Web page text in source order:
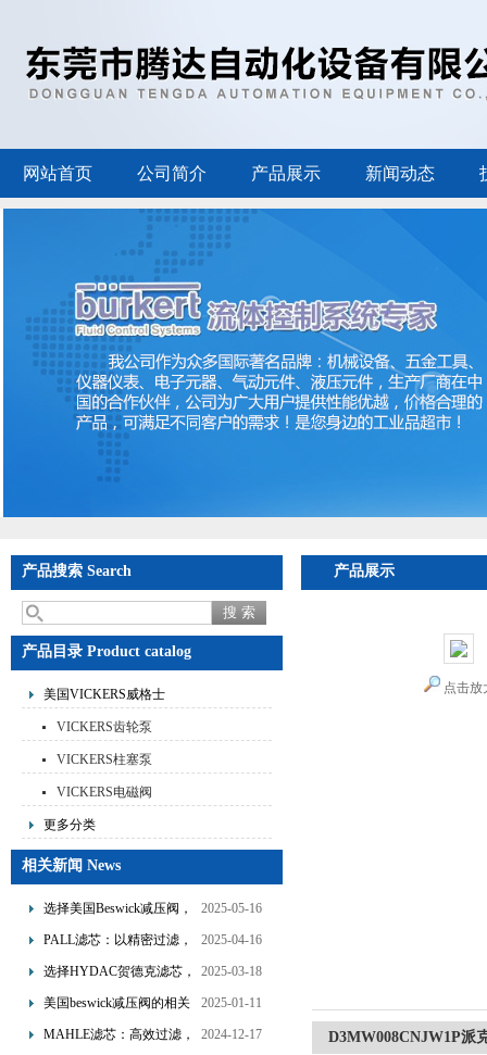
网站首页 公司简介 产品展示 新闻动态
产品搜索 Search
产品目录 Product catalog
美国VICKERS威格士
VICKERS齿轮泵
VICKERS柱塞泵
VICKERS电磁阀
更多分类
相关新闻 News
选择美国Beswick减压阀，
提升流体系统效率
2025-05-16
PALL滤芯：以精密过滤，
为工业流体筑起“隐形安全
2025-04-16
选择HYDAC贺德克滤芯，
享受精准过滤与稳定性能
2025-03-18
美国beswick减压阀的相关
知识
2025-01-11
MAHLE滤芯：高效过滤，
2024-12-17
产品展示
点击放
D3MW008CNJW1P派